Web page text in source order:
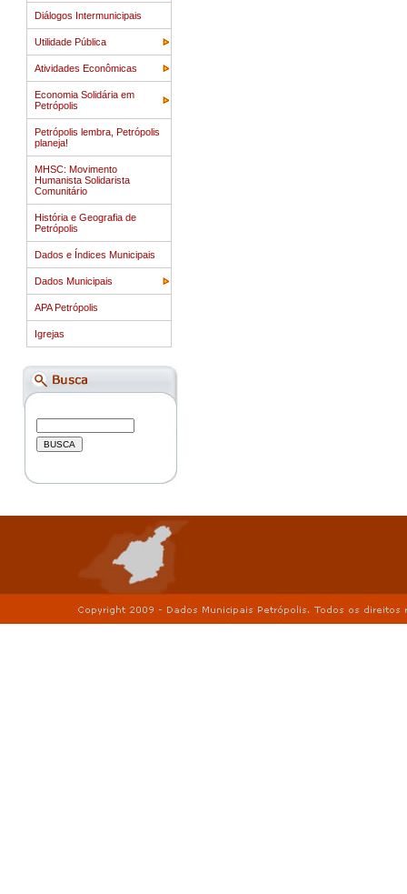
Diálogos Intermunicipais
Utilidade Pública
Atividades Econômicas
Economia Solidária em
Petrópolis
Petrópolis lembra, Petrópolis
planeja!
MHSC: Movimento
Humanista Solidarista
Comunitário
História e Geografia de
Petrópolis
Dados e Índices Municipais
Dados Municipais
APA Petrópolis
Igrejas